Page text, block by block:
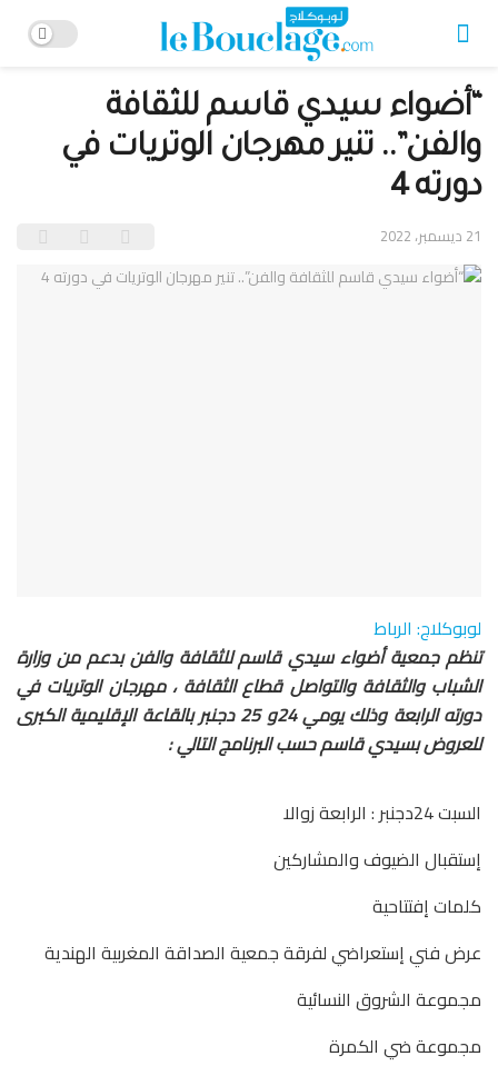
“أضواء سيدي قاسم للثقافة
والفن”.. تنير مهرجان الوتريات في
دورته 4
21 ديسمبر، 2022
لوبوكلاج: الرباط
تنظم جمعية أضواء سيدي قاسم للثقافة والفن بدعم من وزارة
الشباب والثقافة والتواصل قطاع الثقافة ، مهرجان الوتريات في
دورته الرابعة وذلك يومي 24و 25 دجنبر بالقاعة الإقليمية الكبرى
للعروض بسيدي قاسم حسب البرنامج التالي :
السبت 24دجنبر : الرابعة زوالا
إستقبال الضيوف والمشاركين
كلمات إفتتاحية
عرض فني إستعراضي لفرقة جمعية الصداقة المغربية الهندية
مجموعة الشروق النسائية
مجموعة ضي الكمرة